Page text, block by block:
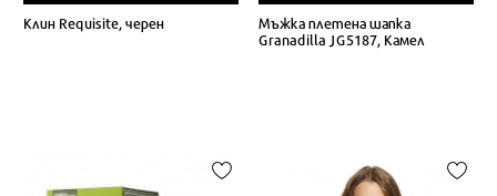
Клин Requisite, черен
Мъжка плетена шапка
Granadilla JG5187, Камел